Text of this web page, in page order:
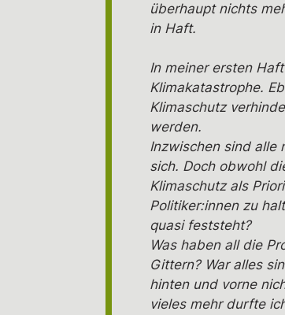
überhaupt nichts
in Haft.
In meiner ersten
Klimakatastrophe.
Klimaschutz
werden.
Inzwischen sind alle
sich. Doch obwohl
Klimaschutz als
Politiker:innen zu
quasi feststeht?
Was haben all die
Gittern? War alles
hinten und vorne
vieles mehr durfte